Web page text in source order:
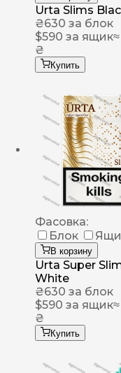
Urta Slims
₴630 за блок
$590 за ящик
₴
Купить
Фасовка:
Блок
В корзину
Urta Super
White
₴630 за блок
$590 за ящик
₴
Купить